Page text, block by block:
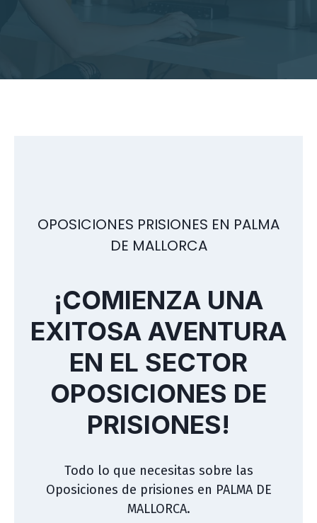
OPOSICIONES PRISIONES EN PALMA
DE MALLORCA
¡COMIENZA UNA
EXITOSA AVENTURA
EN EL SECTOR
OPOSICIONES DE
PRISIONES!
Todo lo que necesitas sobre las
Oposiciones de prisiones en PALMA DE
MALLORCA.